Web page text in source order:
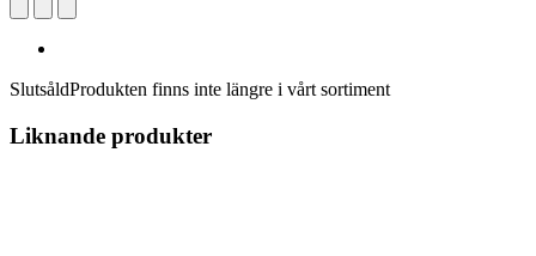
SlutsåldProdukten finns inte längre i vårt sortiment
Liknande produkter